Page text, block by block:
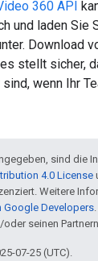
360 API
und laden Sie
Download
stellt sicher,
wenn Ihr
sind die
4.0 License
Weitere
Google Developers
seinen
07-25 (UTC).